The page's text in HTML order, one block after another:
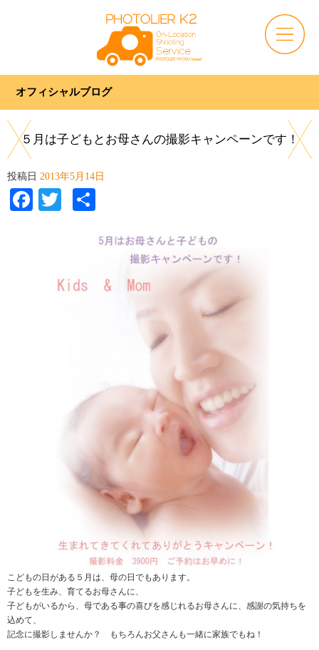
オフィシャルブログ
５月は子どもとお母さんの撮影キャンペーンです！
投稿日 2013年5月14日
Facebook
Twitter
こどもの日がある５月は、母の日でもあります。
子どもを生み、育てるお母さんに、
子どもがいるから、母である事の喜びを感じれるお母さんに、感謝の気持ちを
込めて、
記念に撮影しませんか？ もちろんお父さんも一緒に家族でもね！